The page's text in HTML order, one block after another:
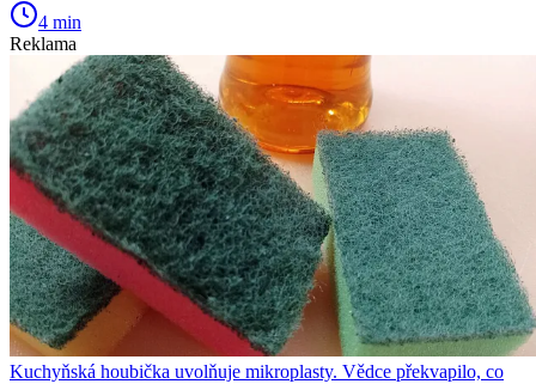
4 min
Reklama
Kuchyňská houbička uvolňuje mikroplasty. Vědce překvapilo, co